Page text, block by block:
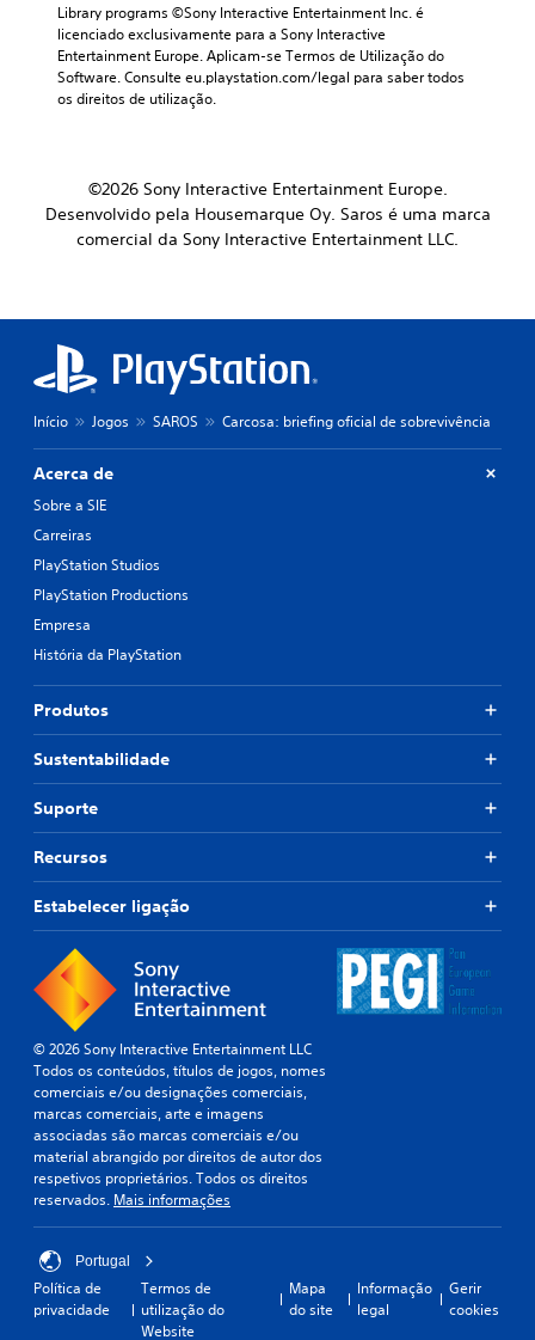
Library programs ©Sony Interactive Entertainment Inc. é
licenciado exclusivamente para a Sony Interactive
Entertainment Europe. Aplicam-se Termos de Utilização do
Software. Consulte eu.playstation.com/legal para saber todos
os direitos de utilização.
©2026 Sony Interactive Entertainment Europe.
Desenvolvido pela Housemarque Oy. Saros é uma marca
comercial da Sony Interactive Entertainment LLC.
Início Jogos SAROS Carcosa: briefing oficial de sobrevivência
Acerca de
Sobre a SIE
Carreiras
PlayStation Studios
PlayStation Productions
Empresa
História da PlayStation
Produtos
Sustentabilidade
Suporte
Recursos
Estabelecer ligação
© 2026 Sony Interactive Entertainment LLC
Todos os conteúdos, títulos de jogos, nomes
comerciais e/ou designações comerciais,
marcas comerciais, arte e imagens
associadas são marcas comerciais e/ou
material abrangido por direitos de autor dos
respetivos proprietários. Todos os direitos
reservados. Mais informações
Portugal
Política de
privacidade
Termos de
utilização do
Website
Mapa
do site
Informação
legal
Gerir
cookies